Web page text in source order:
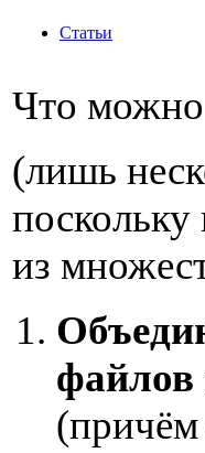
Статьи
Что можно
(лишь
из
файлов